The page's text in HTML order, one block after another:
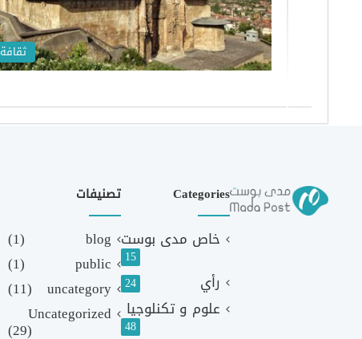
ثقافة
Categories
خاص مدى بوست
15
رأي 24
علوم و تكنلوجيا
48
تصنيفات
blog
(1)
public
(1)
uncategory
(11)
Uncategorized
(29)